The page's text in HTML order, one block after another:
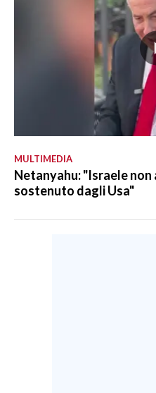
MULTIMEDIA
Netanyahu: "Israele non
sostenuto dagli Usa"